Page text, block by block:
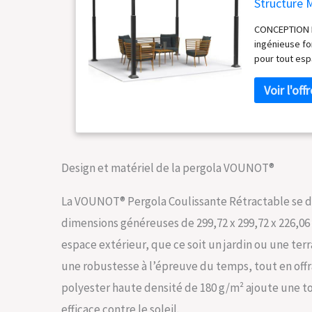
ingénieuse
pour tout
le jardin.
imperméable
solides, est
le maintien
anti-
pour résister
et une
un abri
en famille et
agréables en
Design et matériel de la pergola VOUNOT®
La VOUNOT® Pergola Coulissante Rétractable
dimensions généreuses de 299,72 x 299,72 x
espace extérieur, que ce soit un jardin ou une
une robustesse à l’épreuve du temps, tout en
polyester haute densité de 180 g/m² ajoute